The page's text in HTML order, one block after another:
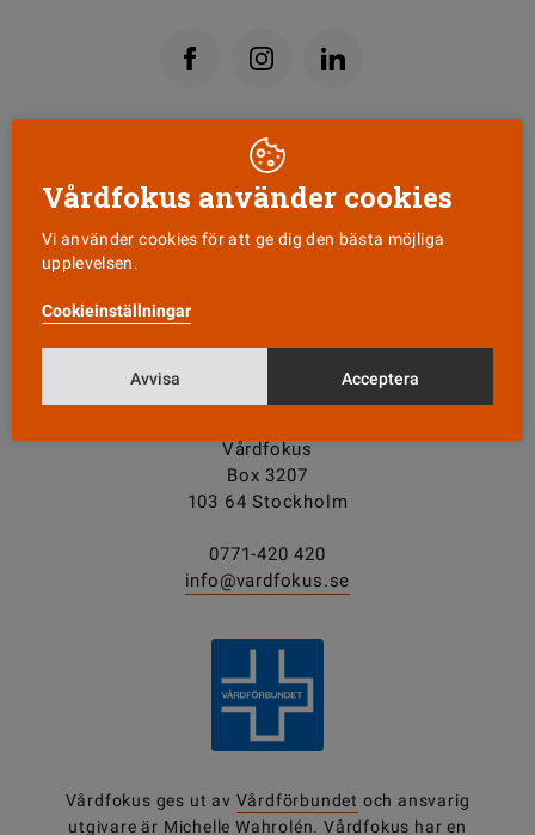
Läs senaste numret
Nyhetsbrev
KONTAKT
Vårdfokus
Box 3207
103 64 Stockholm
0771-420 420
info@vardfokus.se
Vårdfokus ges ut av Vårdförbundet och ansvarig
utgivare är Michelle Wahrolén. Vårdfokus har en
Vårdfokus använder cookies
Vi använder cookies för att ge dig den bästa möjliga
upplevelsen.
Cookieinställningar
Avvisa Acceptera